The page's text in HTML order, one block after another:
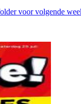
voor volgende